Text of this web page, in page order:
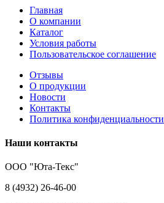
Главная
О компании
Каталог
Условия работы
Пользовательское соглашение
Отзывы
О продукции
Новости
Контакты
Политика конфиденциальности
Наши контакты
ООО "Юта-Текс"
8 (4932) 26-46-00